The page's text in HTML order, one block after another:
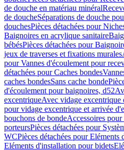
de douche en matériau minéral
de doucheSéparations de douche
douchesPièces détachées pour
Baignoires en acrylique sanitaire
bébésPièces détachées pour
jeux de traverses et fixations murales
pour Vannes d'écoulement pour
détachées pour Caches bondes
caches bondesSans cache bonde
d'écoulement pour baignoires, d52
excentriqueAvec vidage excentrique
pour vidage excentrique et arrivée
bouchons de bondeAccessoires
porteursPièces détachées pour
WCPièces détachées pour
Eléments d'installation pour bidets